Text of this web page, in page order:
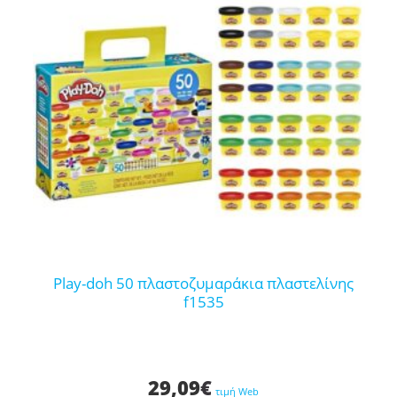
play-doh 50 πλαστοζυμαράκια πλαστελίνης
f1535
29,09€ τιμή Web